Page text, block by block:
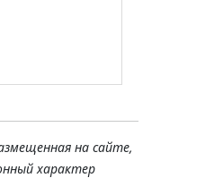
на сайте,
характер